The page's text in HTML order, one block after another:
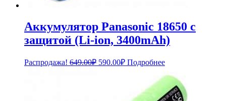
Аккумулятор Panasonic 18650 с
защитой (Li-ion, 3400mAh)
Распродажа! 649.00₽ Первоначальная
590.00₽Текущая
Подробнее